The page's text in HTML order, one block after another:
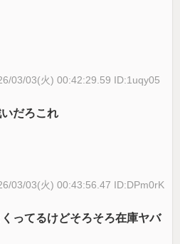
03/03(火) 00:42:29.59 ID:1uqy05
だろこれ
03/03(火) 00:43:56.47 ID:DPm0rK
ってるけどそろそろ在庫ヤバ